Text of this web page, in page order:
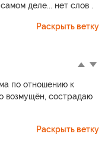
деле... нет слов .
Раскрыть ветку
по отношению к
возмущён, сострадаю
Раскрыть ветку